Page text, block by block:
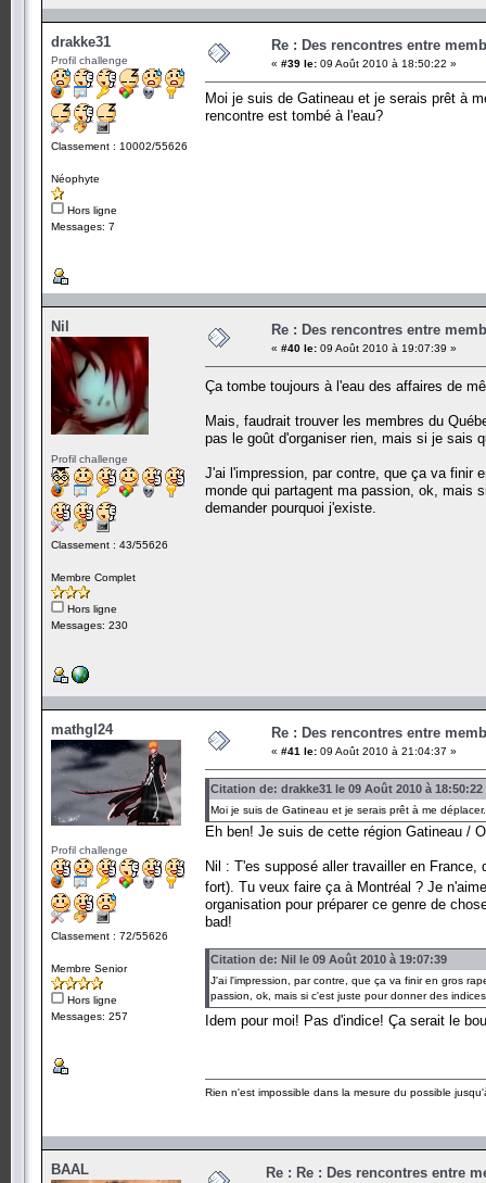
drakke31
Profil challenge
Classement : 10002/55626
Néophyte
Hors ligne
Messages: 7
Re : Des rencontres entre
« #39 le: 09 Août 2010 à 18:50:22 »
Moi je suis de Gatineau et je serais prêt à
rencontre est tombé à l'eau?
Nil
Profil challenge
Classement : 43/55626
Membre Complet
Hors ligne
Messages: 230
Re : Des rencontres entre
« #40 le: 09 Août 2010 à 19:07:39 »
Ça tombe toujours à l'eau des affaires de
Mais, faudrait trouver les membres du
pas le goût d'organiser rien, mais si je sais
J'ai l'impression, par contre, que ça va finir
monde qui partagent ma passion, ok, mais
demander pourquoi j'existe.
mathgl24
Profil challenge
Classement : 72/55626
Membre Senior
Hors ligne
Messages: 257
Re : Des rencontres entre
« #41 le: 09 Août 2010 à 21:04:37 »
Citation de: drakke31 le 09 Août 2010 à 18:50:22
Moi je suis de Gatineau et je serais prêt à me
Eh ben! Je suis de cette région Gatineau /
Nil : T'es supposé aller travailler en
fort). Tu veux faire ça à Montréal ? Je
organisation pour préparer ce genre de
bad!
Citation de: Nil le 09 Août 2010 à 19:07:39
J'ai l'impression, par contre, que ça va finir en gros
passion, ok, mais si c'est juste pour donner des
Idem pour moi! Pas d'indice! Ça serait le
Rien n'est impossible dans la mesure du possible
BAAL Re : Re : Des rencontres entre